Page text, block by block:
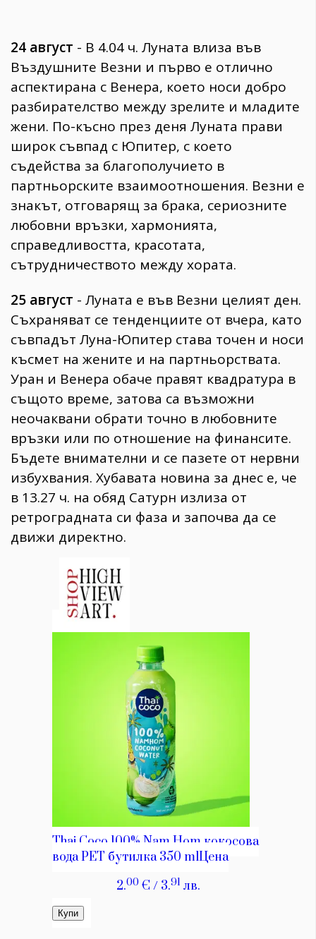
24 август - В 4.04 ч. Луната влиза във
Въздушните Везни и първо е отлично
аспектирана с Венера, което носи добро
разбирателство между зрелите и младите
жени. По-късно през деня Луната прави
широк съвпад с Юпитер, с което
съдейства за благополучието в
партньорските взаимоотношения. Везни е
знакът, отговарящ за брака, сериозните
любовни връзки, хармонията,
справедливостта, красотата,
сътрудничеството между хората.
25 август - Луната е във Везни целият ден.
Съхраняват се тенденциите от вчера, като
съвпадът Луна-Юпитер става точен и носи
късмет на жените и на партньорствата.
Уран и Венера обаче правят квадратура в
същото време, затова са възможни
неочаквани обрати точно в любовните
връзки или по отношение на финансите.
Бъдете внимателни и се пазете от нервни
избухвания. Хубавата новина за днес е, че
в 13.27 ч. на обяд Сатурн излиза от
ретроградната си фаза и започва да се
движи директно.